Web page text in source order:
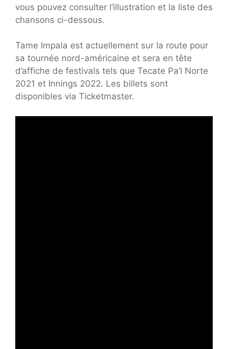
vous pouvez consulter l’illustration et la liste des
chansons ci-dessous.
Tame Impala est actuellement sur la route pour
sa tournée nord-américaine et sera en tête
d’affiche de festivals tels que Tecate Pa’l Norte
2021 et Innings 2022. Les billets sont
disponibles via Ticketmaster.